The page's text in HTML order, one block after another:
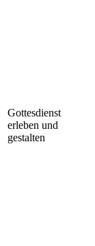
Gottesdienst
erleben und
gestalten